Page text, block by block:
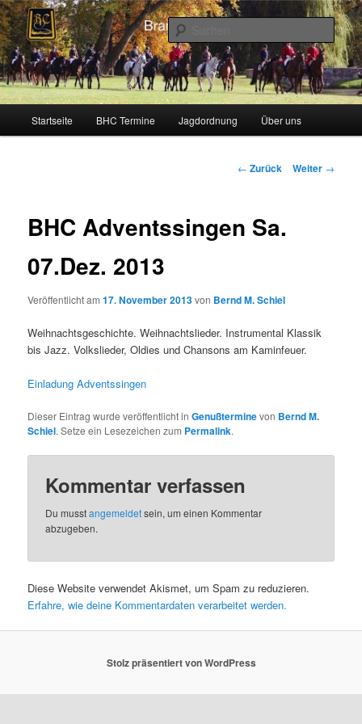
Zum
Inhalt
wechseln
Brandenburger Hunting Club
Schleppjagden und Vielseitigkeitsreiten in Berlin und Brandenburg
Startseite BHC Termine Jagdordnung Über uns
Beitragsnavigation
← Zurück Weiter →
BHC Adventssingen Sa.
07.Dez. 2013
Veröffentlicht am17. November 2013von Bernd M. Schiel
Weihnachtsgeschichte. Weihnachtslieder. Instrumental Klassik
bis Jazz. Volkslieder, Oldies und Chansons am Kaminfeuer.
Einladung Adventssingen
Dieser Eintrag wurde veröffentlicht inGenußterminevon Bernd M.
Schiel. Setze ein Lesezeichen zum Permalink.
Kommentar verfassen
Du musstangemeldetsein, um einen Kommentar
abzugeben.
Diese Website verwendet Akismet, um Spam zu reduzieren.
Erfahre, wie deine Kommentardaten verarbeitet werden.
Stolz präsentiert von WordPress